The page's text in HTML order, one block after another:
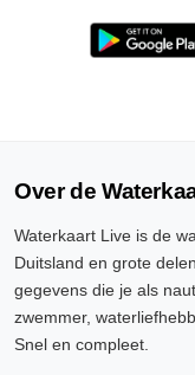
Over de
Waterkaart Live is de
Duitsland en grote
gegevens die je als
zwemmer,
Snel en compleet.